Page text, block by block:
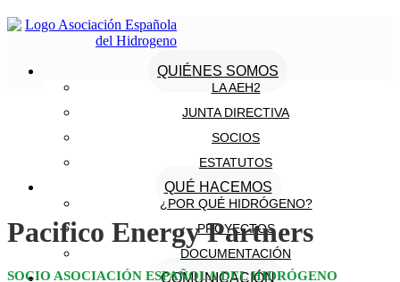
QUIÉNES SOMOS
LA AEH2
JUNTA DIRECTIVA
SOCIOS
ESTATUTOS
QUÉ HACEMOS
¿POR QUÉ HIDRÓGENO?
PROYECTOS
DOCUMENTACIÓN
COMUNICACIÓN
Pacifico Energy Partners
SOCIO ASOCIACIÓN ESPAÑOLA DEL HIDRÓGENO